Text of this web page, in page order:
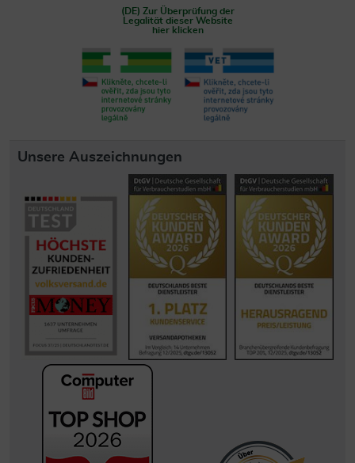
(DE) Zur Überprüfung der
Legalität dieser Website
hier klicken
Unsere Auszeichnungen